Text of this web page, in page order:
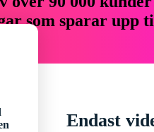
som sparar upp
Endast